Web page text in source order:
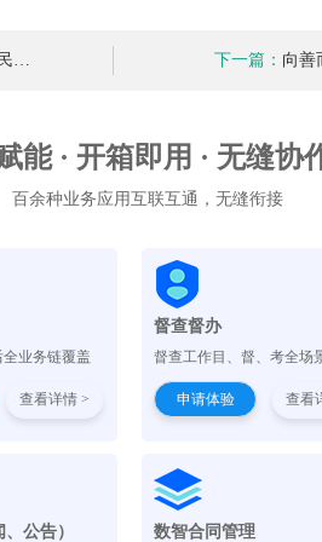
… 下一篇： 向善
能 · 开箱即用 · 无缝协
百余种业务应用互联互通，无缝衔接
业务链覆盖
查看详情 >
督查督办
督查工作目、督、考全场
申请体验 查看
公告） 数智合同管理